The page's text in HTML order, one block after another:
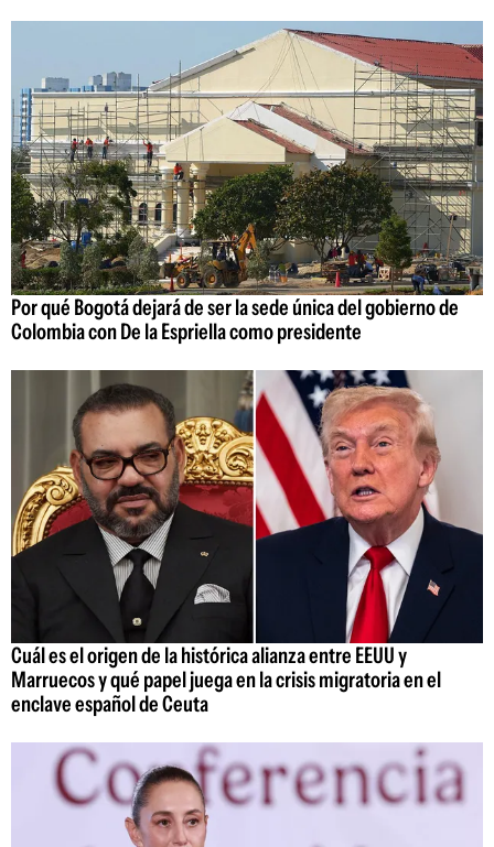
Por qué Bogotá dejará de ser la sede única del gobierno de
Colombia con De la Espriella como presidente
Cuál es el origen de la histórica alianza entre EEUU y
Marruecos y qué papel juega en la crisis migratoria en el
enclave español de Ceuta